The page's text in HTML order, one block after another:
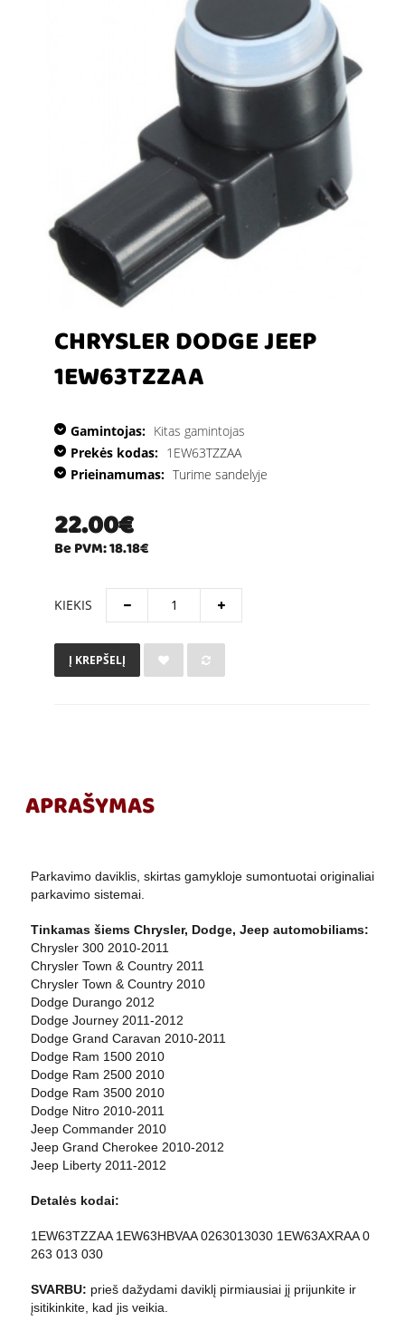
CHRYSLER DODGE JEEP
1EW63TZZAA
Gamintojas: Kitas gamintojas
Prekės kodas: 1EW63TZZAA
Prieinamumas: Turime sandelyje
22.00€
Be PVM: 18.18€
KIEKIS
Į KREPŠELĮ
APRAŠYMAS
Parkavimo daviklis, skirtas gamykloje sumontuotai originaliai
parkavimo sistemai.
Tinkamas šiems Chrysler, Dodge, Jeep automobiliams:
Chrysler 300 2010-2011
Chrysler Town & Country 2011
Chrysler Town & Country 2010
Dodge Durango 2012
Dodge Journey 2011-2012
Dodge Grand Caravan 2010-2011
Dodge Ram 1500 2010
Dodge Ram 2500 2010
Dodge Ram 3500 2010
Dodge Nitro 2010-2011
Jeep Commander 2010
Jeep Grand Cherokee 2010-2012
Jeep Liberty 2011-2012
Detalės kodai:
1EW63TZZAA 1EW63HBVAA 0263013030 1EW63AXRAA 0
263 013 030
SVARBU: prieš dažydami daviklį pirmiausiai jį prijunkite ir
įsitikinkite, kad jis veikia.